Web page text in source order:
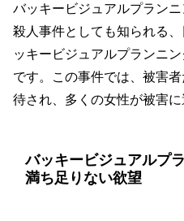
バッキービジュアルプラン
殺人事件としても知られる
ッキービジュアルプランニ
です。この事件では、被害
待され、多くの女性が被害に
バッキービジュアルプ
満ち足りない欲望